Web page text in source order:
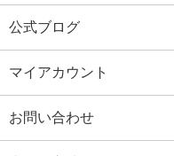
公式ブログ
マイアカウント
お問い合わせ